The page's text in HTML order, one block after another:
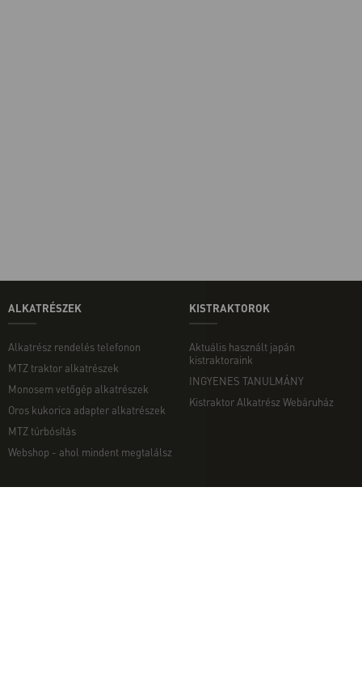
ALKATRÉSZEK
Alkatrész rendelés telefonon
MTZ traktor alkatrészek
Monosem vetőgép alkatrészek
Oros kukorica adapter alkatrészek
MTZ túrbósítás
Webshop - ahol mindent megtalálsz
KISTRAKTOROK
Aktuális használt japán
kistraktoraink
INGYENES TANULMÁNY
Kistraktor Alkatrész Webáruház